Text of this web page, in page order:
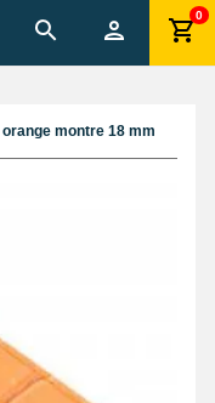
0
montre 18 mm